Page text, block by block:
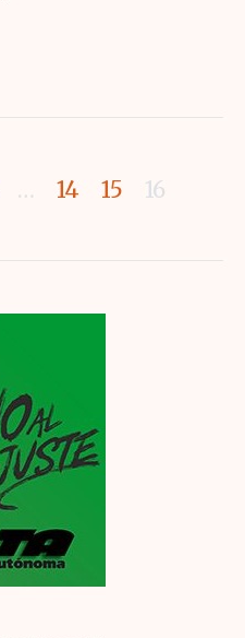
Paginación
… 14 15 16